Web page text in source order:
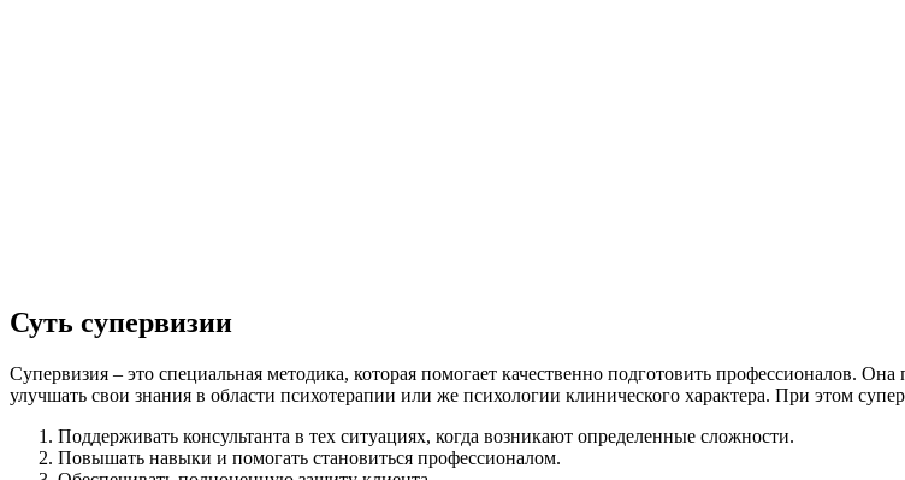
Суть супервизии
Супервизия – это специальная методика, которая помогает качественно подготовить профессионалов.
улучшать свои знания в области психотерапии или же психологии клинического характера. При этом
Поддерживать консультанта в тех ситуациях, когда возникают определенные сложности.
Повышать навыки и помогать становиться профессионалом.